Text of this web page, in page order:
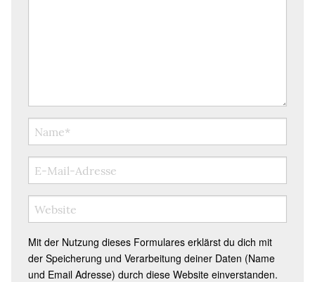
Mit der Nutzung dieses Formulares erklärst du dich mit
der Speicherung und Verarbeitung deiner Daten (Name
und Email Adresse) durch diese Website einverstanden.